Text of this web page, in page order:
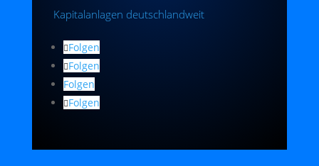
Kapitalanlagen deutschlandweit
Folgen
Folgen
Folgen
Folgen